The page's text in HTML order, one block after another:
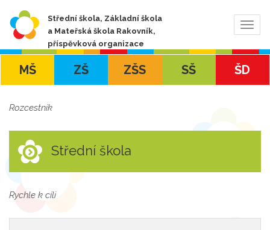
Střední škola, Základní škola
a Mateřská škola Rakovník,
příspěvková organizace
MŠ ZŠ ZŠS SŠ ŠD
Rozcestník
Střední škola
Rychle k cíli